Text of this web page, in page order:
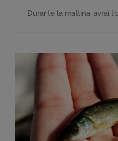
Durante la mattina, avrai